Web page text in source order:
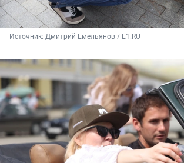
Источник: Дмитрий Емельянов / E1.RU